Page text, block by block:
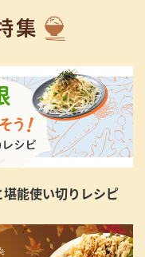
能使い切りレシピ